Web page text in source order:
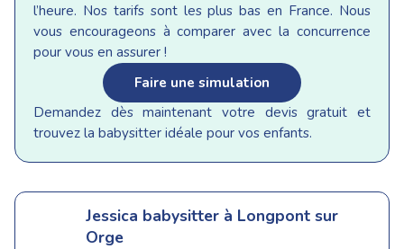
l’heure. Nos tarifs sont les plus bas en France. Nous
vous encourageons à comparer avec la concurrence
pour vous en assurer !
Faire une simulation
Demandez dès maintenant votre devis gratuit et
trouvez la babysitter idéale pour vos enfants.
Jessica babysitter à Longpont sur
Orge